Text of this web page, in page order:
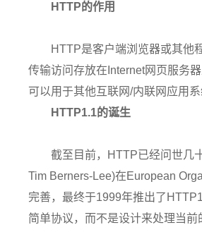
HTTP的作用
HTTP是客户端浏览器或其他
传输访问存放在Internet网页服务
可以用于其他互联网/内联网应用
HTTP1.1的诞生
截至目前，HTTP已经问世几
Tim Berners-Lee)在European
完善，最终于1999年推出了
简单协议，而不是设计来处理当